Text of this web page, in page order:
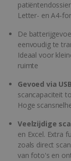
Letter- en A4-
De
eenvoudig te
Ideaal voor
ruimte
Gevoed via
scancapaciteit
Hoge
Veelzijdige
en Excel. Extra
zoals direct
van foto's en